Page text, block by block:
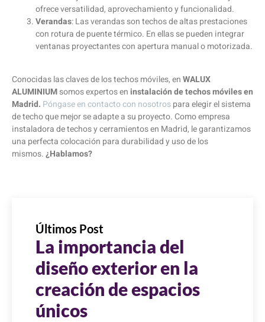
ofrece versatilidad, aprovechamiento y funcionalidad.
Verandas: Las verandas son techos de altas prestaciones
con rotura de puente térmico. En ellas se pueden integrar
ventanas proyectantes con apertura manual o motorizada.
Conocidas las claves de los techos móviles, enWALUX
ALUMINIUMsomos expertos eninstalación de techos móviles en
Madrid. Póngase en contacto con nosotrospara elegir el sistema
de techo que mejor se adapte a su proyecto. Como empresa
instaladora de techos y cerramientos en Madrid, le garantizamos
una perfecta colocación para durabilidad y uso de los
mismos.¿Hablamos?
Últimos Post
La importancia del
diseño exterior en la
creación de espacios
únicos